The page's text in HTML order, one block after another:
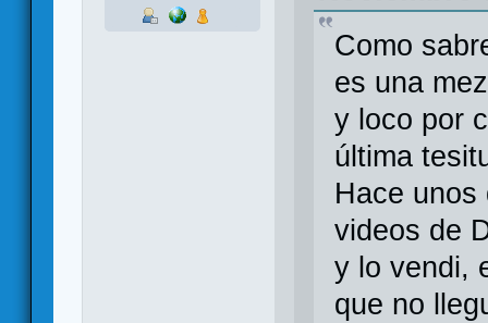
Como
es una
y loco por
última
Hace unos
videos de
y lo vendi,
que no